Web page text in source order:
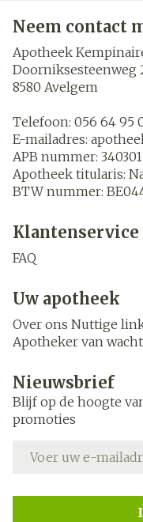
Neem contact
Apotheek
Doorniksesteenweg
8580 Avelgem
Telefoon: 056 64 95
E-mailadres:
APB nummer: 340301
Apotheek titularis:
BTW nummer:
Klantenservice
FAQ
Uw apotheek
Over ons Nuttige
Apotheker van wacht
Nieuwsbrief
Blijf op de hoogte
promoties